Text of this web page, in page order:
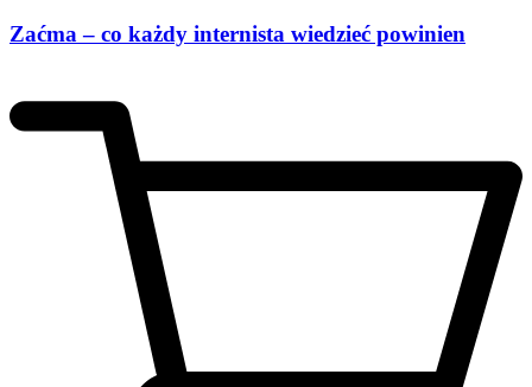
Zaćma – co każdy internista wiedzieć powinien